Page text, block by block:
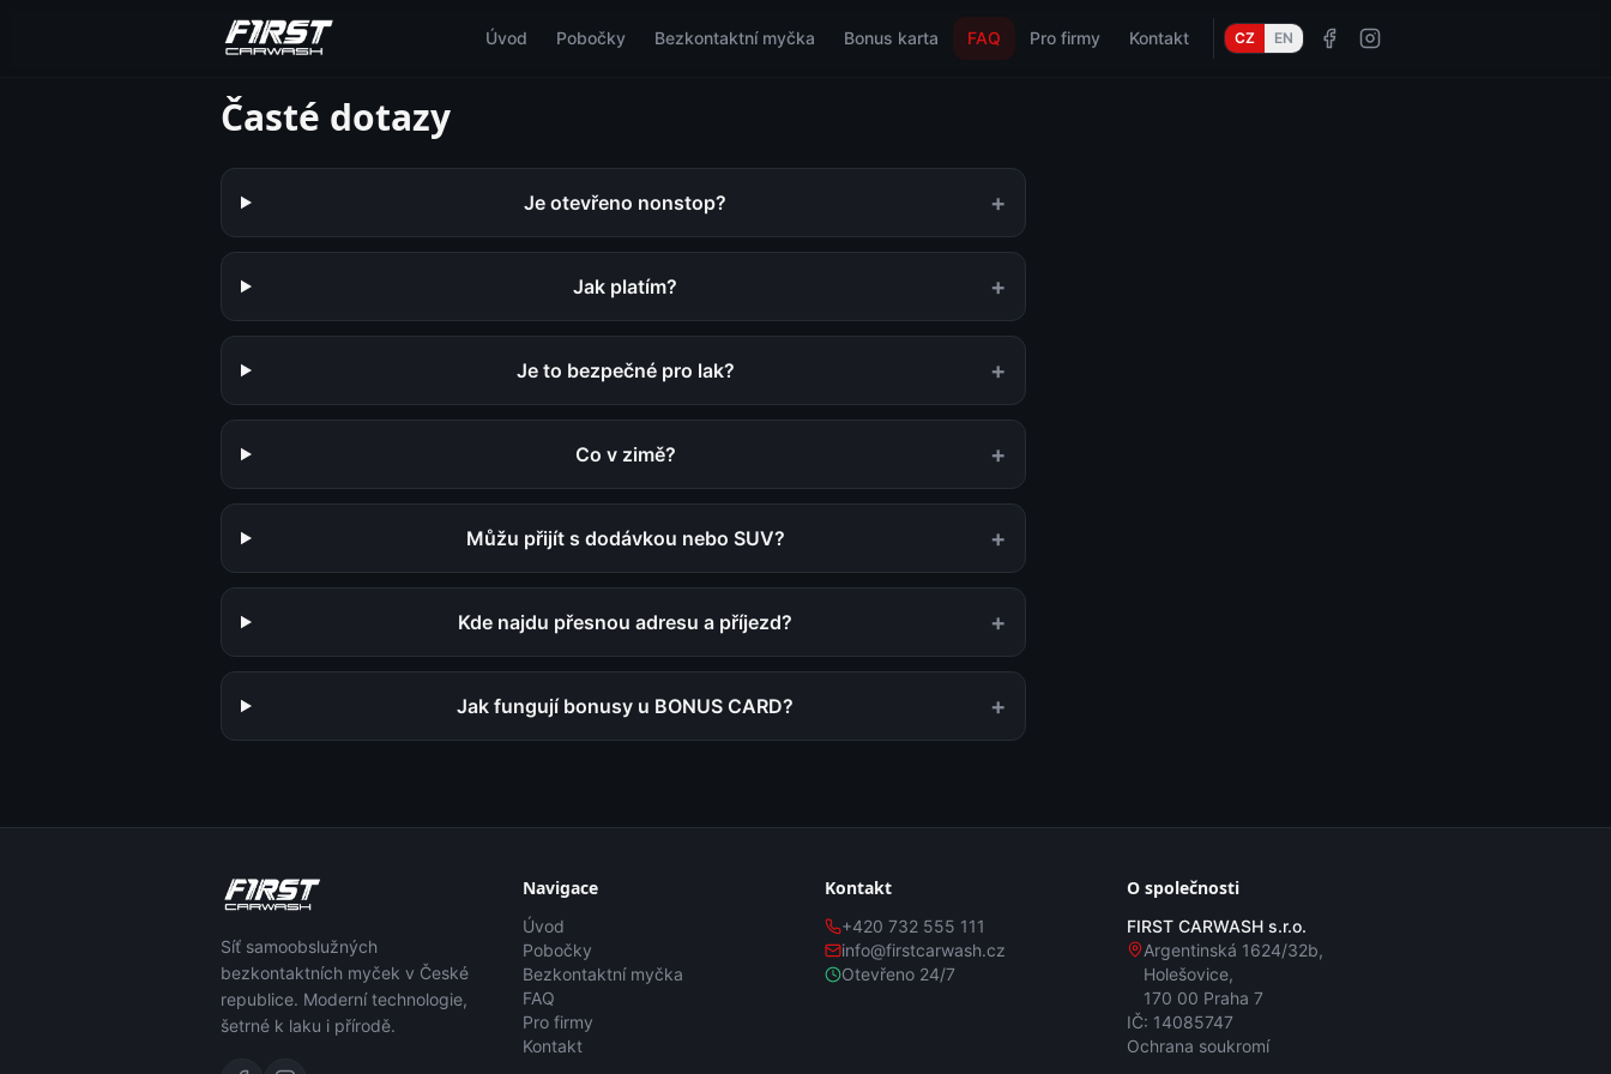
Úvod Pobočky Bezkontaktní myčka Bonus karta FAQ Pro firmy Kontakt CZ EN
Časté dotazy
Je otevřeno nonstop? +
Jak platím? +
Je to bezpečné pro lak? +
Co v zimě? +
Můžu přijít s dodávkou nebo SUV? +
Kde najdu přesnou adresu a příjezd? +
Jak fungují bonusy u BONUS CARD? +
Síť samoobslužných
bezkontaktních myček v České
republice. Moderní technologie,
šetrné k laku i přírodě.
Navigace
Úvod
Pobočky
Bezkontaktní myčka
FAQ
Pro firmy
Kontakt
Kontakt
+420 732 555 111
info@firstcarwash.cz
Otevřeno 24/7
O společnosti
FIRST CARWASH s.r.o.
Argentinská 1624/32b,
Holešovice,
170 00 Praha 7
IČ: 14085747
Ochrana soukromí